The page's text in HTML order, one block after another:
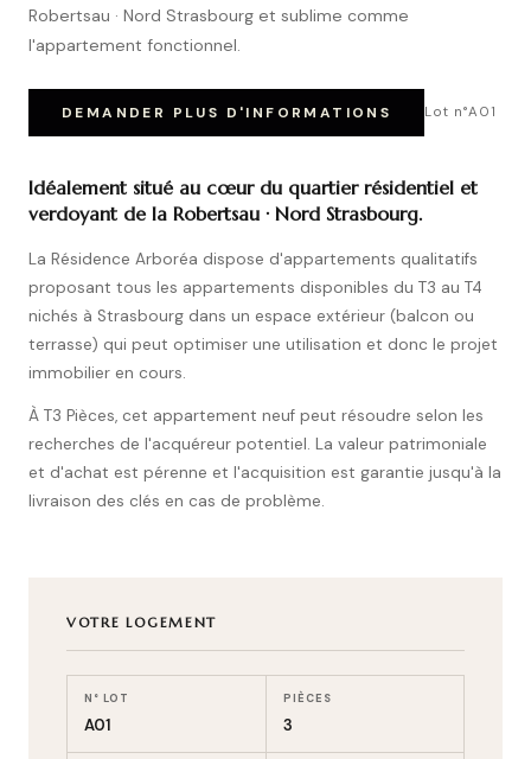
Robertsau · Nord Strasbourg et sublime comme
l'appartement fonctionnel.
DEMANDER PLUS D'INFORMATIONS Lot n°A01
Idéalement situé au cœur du quartier résidentiel et
verdoyant de la Robertsau · Nord Strasbourg.
La Résidence Arboréa dispose d'appartements qualitatifs
proposant tous les appartements disponibles du T3 au T4
nichés à Strasbourg dans un espace extérieur (balcon ou
terrasse) qui peut optimiser une utilisation et donc le projet
immobilier en cours.
À T3 Pièces, cet appartement neuf peut résoudre selon les
recherches de l'acquéreur potentiel. La valeur patrimoniale
et d'achat est pérenne et l'acquisition est garantie jusqu'à la
livraison des clés en cas de problème.
VOTRE LOGEMENT
N° LOT
A01
PIÈCES
3